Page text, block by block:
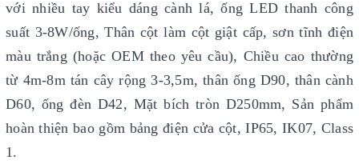
với nhiều tay kiểu dáng cành lá, ống LED thanh công
suất 3-8W/ống, Thân cột làm cột giật cấp, sơn tĩnh điện
màu trắng (hoặc OEM theo yêu cầu), Chiều cao thường
từ 4m-8m tán cây rộng 3-3,5m, thân ống D90, thân cành
D60, ống đèn D42, Mặt bích tròn D250mm, Sản phẩm
hoàn thiện bao gồm bảng điện cửa cột, IP65, IK07, Class
1.